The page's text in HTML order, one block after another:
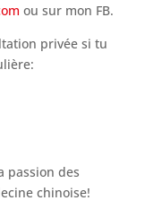
ou sur mon FB.
privée si tu
passion des
chinoise!